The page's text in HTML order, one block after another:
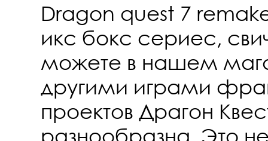
Dragon quest 7
икс бокс сериес,
можете в нашем
другими играми
проектов Драгон
разнообразна. Это